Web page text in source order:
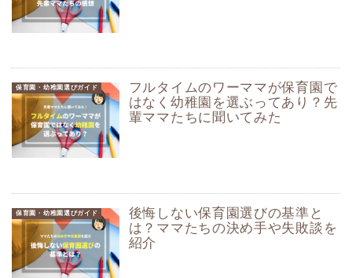
保育園・幼稚園選びガイド
フルタイムのワーママが保育園で
はなく幼稚園を選ぶってあり？先
輩ママたちに聞いてみた
保育園・幼稚園選びガイド
後悔しない保育園選びの基準と
は？ママたちの決め手や失敗談を
紹介